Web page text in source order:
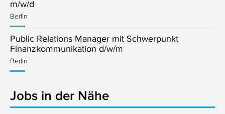
m/w/d
Berlin
Public Relations Manager mit Schwerpunkt
Finanzkommunikation d/w/m
Berlin
Jobs in der Nähe